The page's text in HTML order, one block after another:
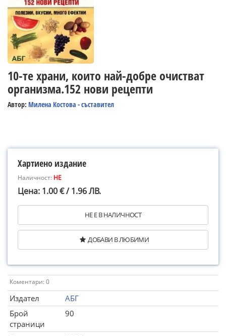
10-те храни, които най-добре очистват
организма.152 нови рецепти
Автор: Милена Костова - съставител
Хартиено издание
Наличност: НЕ
Цена: 1.00 € / 1.96 ЛВ.
НЕ Е В НАЛИЧНОСТ
ДОБАВИ В ЛЮБИМИ
Коментари: 0
Издател
АБГ
Брой
страници
90